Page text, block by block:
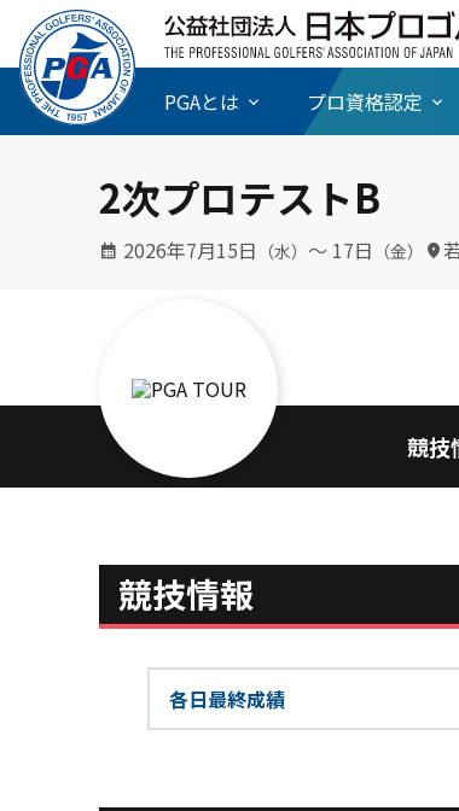
PGAとは プロ資格認定
2次プロテストB
2026年7月15日 （水） 〜 17日 （金）
競技
競技情報
各日最終成績